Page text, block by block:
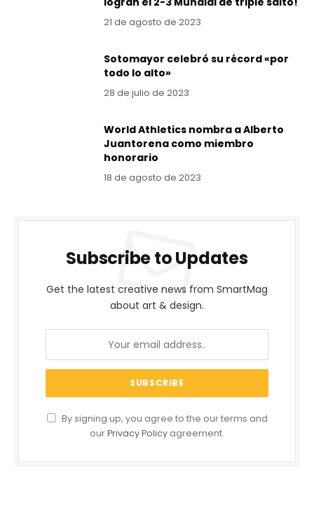
21 de agosto de 2023
Sotomayor celebró su récord «por
todo lo alto»
28 de julio de 2023
World Athletics nombra a Alberto
Juantorena como miembro
honorario
18 de agosto de 2023
Subscribe to Updates
Get the latest creative news from SmartMag
about art & design.
By signing up, you agree to the our terms and
ourPrivacy Policy agreement.